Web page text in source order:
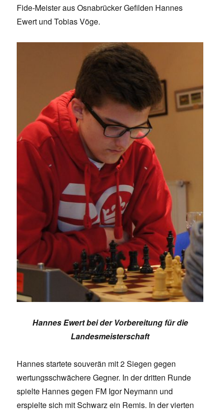
Fide-Meister aus Osnabrücker Gefilden Hannes
Ewert und Tobias Vöge.
Hannes Ewert bei der Vorbereitung für die
Landesmeisterschaft
Hannes startete souverän mit 2 Siegen gegen
wertungsschwächere Gegner. In der dritten Runde
spielte Hannes gegen FM Igor Neymann und
erspielte sich mit Schwarz ein Remis. In der vierten